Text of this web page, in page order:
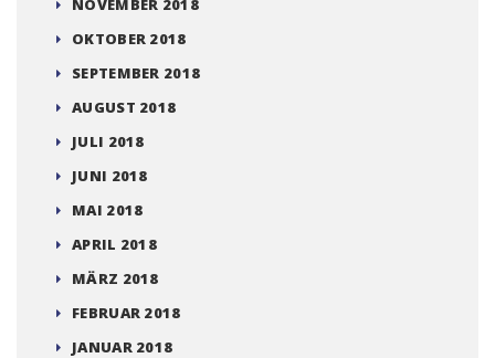
NOVEMBER 2018
OKTOBER 2018
SEPTEMBER 2018
AUGUST 2018
JULI 2018
JUNI 2018
MAI 2018
APRIL 2018
MÄRZ 2018
FEBRUAR 2018
JANUAR 2018